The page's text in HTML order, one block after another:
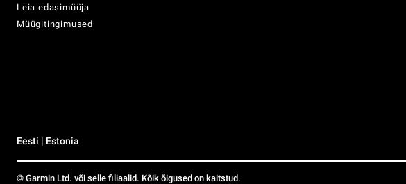
Leia edasimüüja
Müügitingimused
Eesti | Estonia
© Garmin Ltd. või selle filiaalid. Kõik õigused on kaitstud.